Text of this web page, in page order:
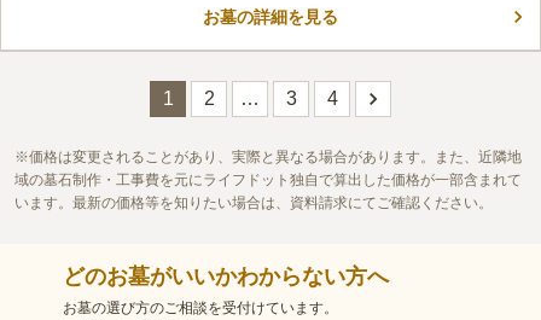
自家用車で何処にでもいけるので不便はないです。お供え物はあ
らかじめスーパーで購入して持参しています。
お墓の詳細を見る
1 2 … 3 4
価格は変更されることがあり、実際と異なる場合があります。また、近隣地
域の墓石制作・工事費を元にライフドット独自で算出した価格が一部含まれて
います。最新の価格等を知りたい場合は、資料請求にてご確認ください。
どのお墓がいいかわからない方へ
お墓の選び方のご相談を受付けています。